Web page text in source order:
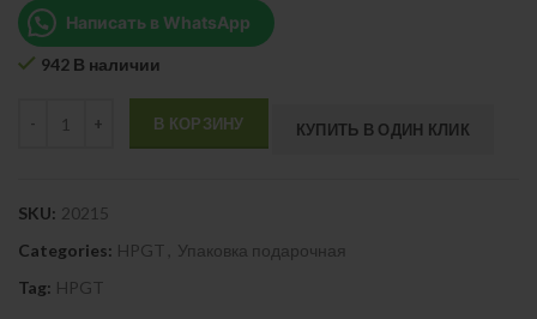
Написать в WhatsApp
942 В наличии
В КОРЗИНУ КУПИТЬ В ОДИН КЛИК
SKU: 20215
Categories: HPGT
Упаковка подарочная
Tag: HPGT